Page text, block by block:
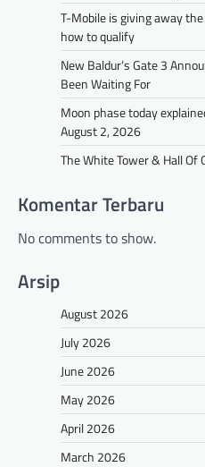
T-Mobile is giving away the
how to qualify
New Baldur’s Gate 3
Been Waiting For
Moon phase today
August 2, 2026
The White Tower & Hall Of
Komentar Terbaru
No comments to show.
Arsip
August 2026
July 2026
June 2026
May 2026
April 2026
March 2026